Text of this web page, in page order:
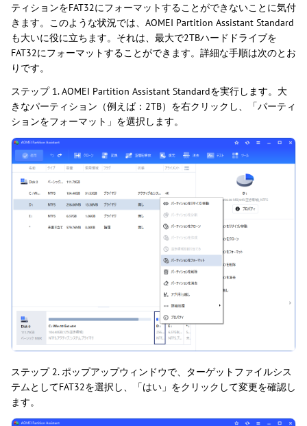
ティションをFAT32にフォーマットすることができないことに気付
きます。このような状況では、AOMEI Partition Assistant Standard
も大いに役に立ちます。それは、最大で2TBハードドライブを
FAT32にフォーマットすることができます。詳細な手順は次のとお
りです。
ステップ 1. AOMEI Partition Assistant Standardを実行します。大
きなパーティション（例えば：2TB）を右クリックし、「パーティ
ションをフォーマット」を選択します。
ステップ 2. ポップアップウィンドウで、ターゲットファイルシス
テムとしてFAT32を選択し、「はい」をクリックして変更を確認し
ます。